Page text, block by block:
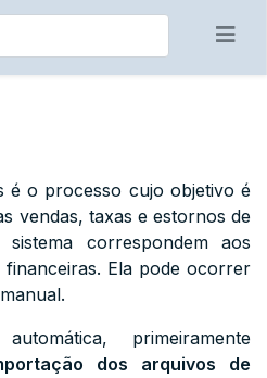
é o processo cujo objetivo é
vendas, taxas e estornos de
correspondem aos
financeiras. Ela pode ocorrer
primeiramente
dos arquivos de